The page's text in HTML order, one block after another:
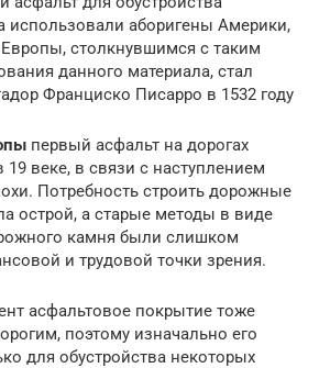
использовали аборигены Америки,
столкнувшимся с таким
данного материала, стал
Франциско Писарро в 1532 году
первый асфальт на дорогах
19 веке, в связи с наступлением
Потребность строить дорожные
острой, а старые методы в виде
камня были слишком
и трудовой точки зрения.
асфальтовое покрытие тоже
поэтому изначально его
для обустройства некоторых